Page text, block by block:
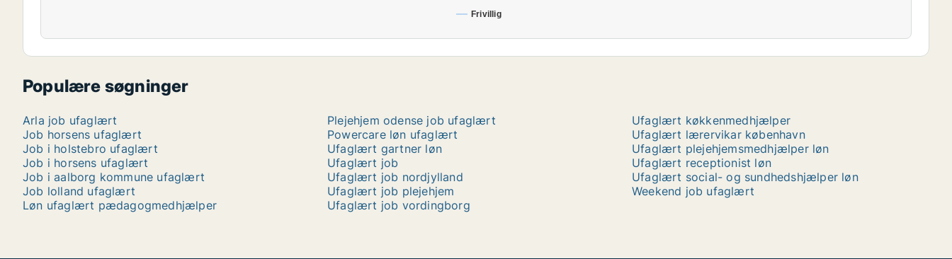
Frivillig
Populære søgninger
Arla job ufaglært
Job horsens ufaglært
Job i holstebro ufaglært
Job i horsens ufaglært
Job i aalborg kommune ufaglært
Job lolland ufaglært
Løn ufaglært pædagogmedhjælper
Plejehjem odense job ufaglært
Powercare løn ufaglært
Ufaglært gartner løn
Ufaglært job
Ufaglært job nordjylland
Ufaglært job plejehjem
Ufaglært job vordingborg
Ufaglært køkkenmedhjælper
Ufaglært lærervikar københavn
Ufaglært plejehjemsmedhjælper løn
Ufaglært receptionist løn
Ufaglært social- og sundhedshjælper løn
Weekend job ufaglært